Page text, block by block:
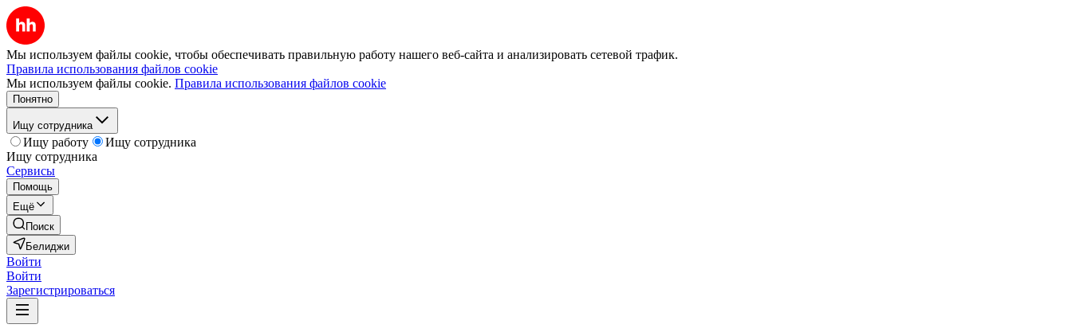
Мы используем файлы cookie, чтобы обеспечивать правильную работу нашего веб-сайта и анализировать сетевой трафик.
Правила использования файлов cookie
Мы используем файлы cookie. Правила использования файлов cookie
Понятно
Ищу сотрудника
Ищу работу
Ищу сотрудника
Ищу сотрудника
Сервисы
Помощь
Ещё
Поиск
Белиджи
Войти
Войти
Зарегистрироваться